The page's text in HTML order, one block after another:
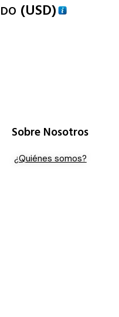
(USD)
Sobre Nosotros
¿Quiénes somos?